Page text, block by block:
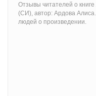
Отзывы читателей о
(СИ), автор: Ардова
людей о произведении.